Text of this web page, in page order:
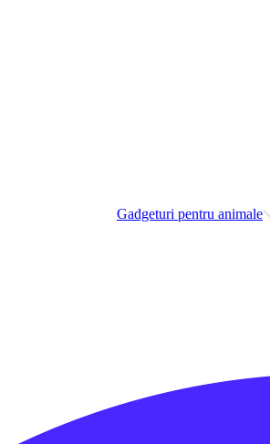
Gadgeturi pentru animale